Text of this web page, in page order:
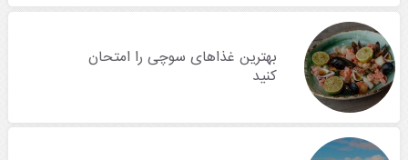
بهترین غذاهای سوچی را امتحان
کنید